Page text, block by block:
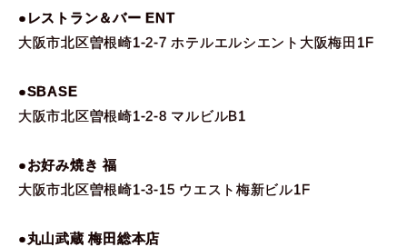
●レストラン＆バー ENT
大阪市北区曽根崎1-2-7 ホテルエルシエント大阪梅田1F
●SBASE
大阪市北区曽根崎1-2-8 マルビルB1
●お好み焼き 福
大阪市北区曽根崎1-3-15 ウエスト梅新ビル1F
●丸山武蔵 梅田総本店